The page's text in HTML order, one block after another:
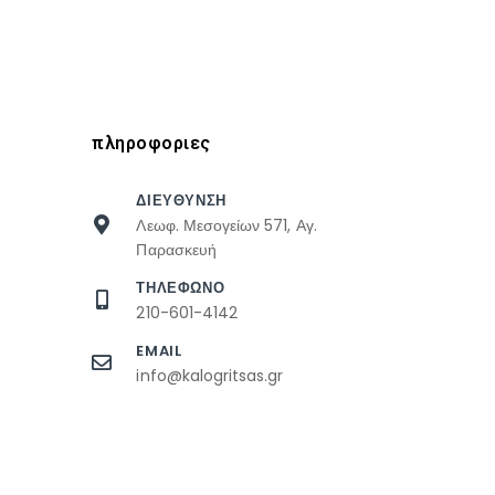
πληροφοριες
ΔΙΕΥΘΥΝΣΗ
Λεωφ. Μεσογείων 571, Αγ.
Παρασκευή
ΤΗΛΕΦΩΝΟ
210-601-4142
EMAIL
info@kalogritsas.gr